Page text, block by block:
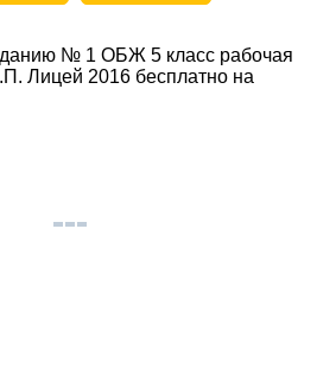
№ 1 ОБЖ 5 класс рабочая
Лицей 2016 бесплатно на